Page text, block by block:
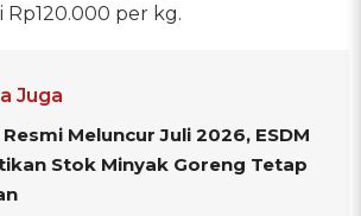
Rp120.000 per kg.
Juga
Resmi Meluncur Juli 2026, ESDM
Stok Minyak Goreng Tetap